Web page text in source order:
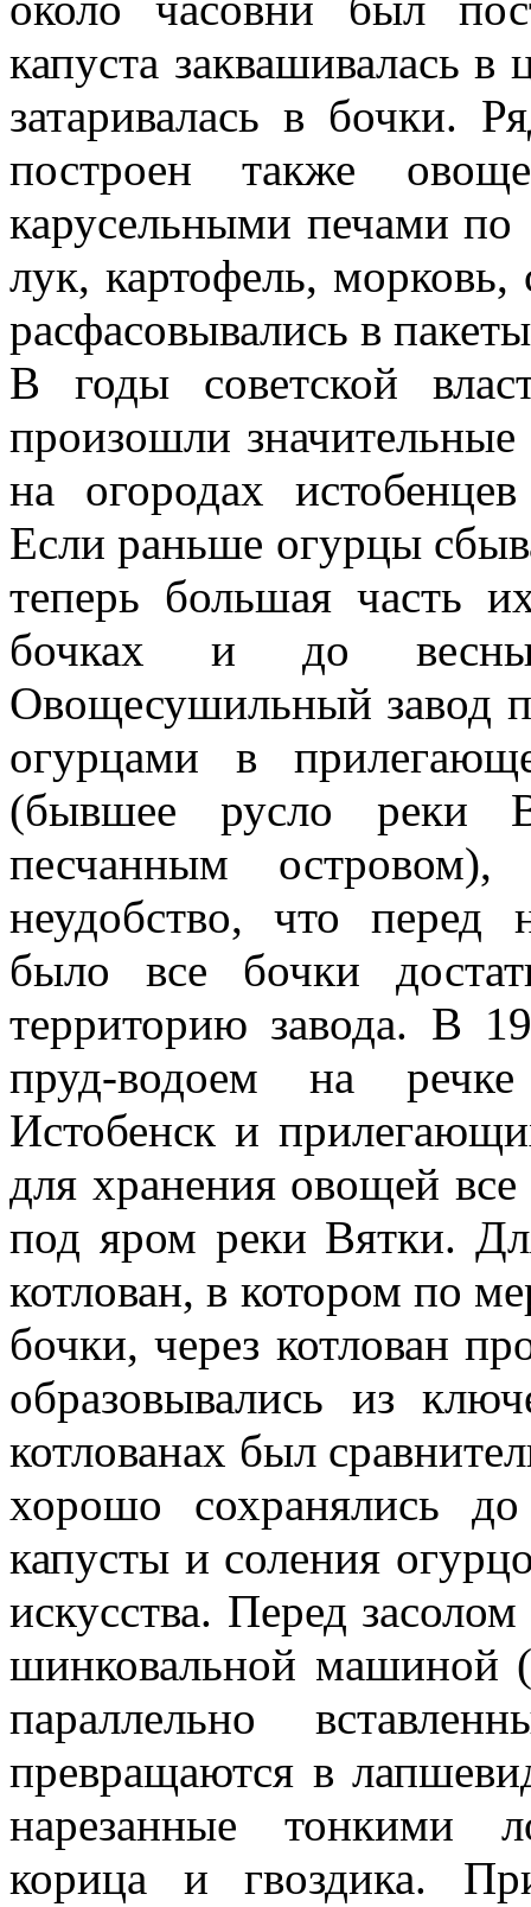
капуста заквашивалась
затаривалась в бочки.
построен также
карусельными печами
лук, картофель,
расфасовывались в
В годы советской
произошли
на огородах
Если раньше огурцы
теперь большая часть
бочках и до весны
Овощесушильный завод
огурцами в
(бывшее русло реки
песчанным
неудобство, что перед
было все бочки
территорию завода. В
пруд-водоем на
Истобенск и
для хранения овощей
под яром реки Вятки.
котлован, в котором по
бочки, через котлован
образовывались из
котлованах был
хорошо сохранялись
капусты и соления
искусства. Перед
шинковальной машиной
параллельно
превращаются в
нарезанные тонкими
корица и гвоздика.